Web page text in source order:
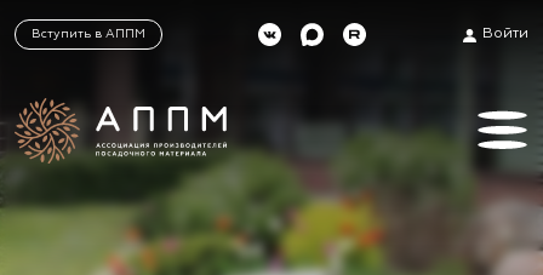
Вступить в АППМ Войти